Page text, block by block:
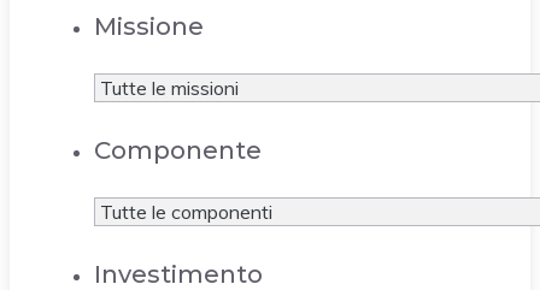
Missione
Componente
Investimento